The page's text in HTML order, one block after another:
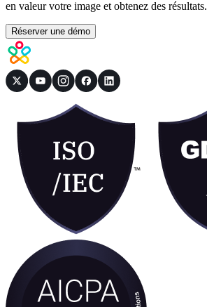
en valeur votre image et obtenez des résultats.
Réserver une démo